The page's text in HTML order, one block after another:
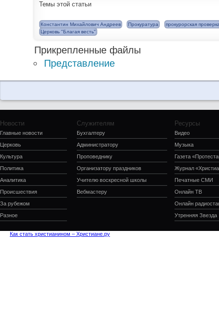
Темы этой статьи
Константин Михайлович Андреев Прокуратура
прокурорская
Церковь "Благая весть"
Прикрепленные файлы
Представление
Новости
Главные новости
Церковь
Культура
Политика
Аналитика
Происшествия
За рубежом
Разное
Служителям
Бухгалтеру
Администратору
Проповеднику
Организатору праздников
Учителю воскресной школы
Вебмастеру
Ресурсы
Видео
Музыка
Газета
Журнал
Печатные СМИ
Онлайн ТВ
Онлайн
Утренняя Звезда
Как стать христианином – Христиане.ру